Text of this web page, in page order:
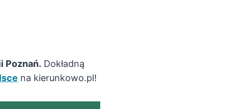
Poznań. Dokładną
na kierunkowo.pl!